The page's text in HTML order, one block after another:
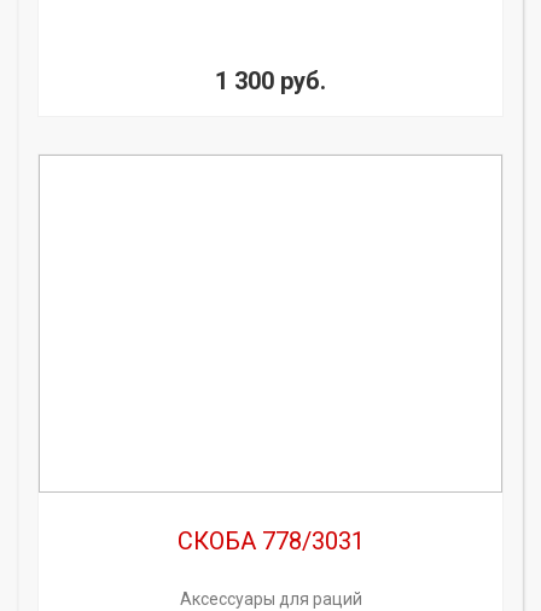
1 300 руб.
СКОБА 778/3031
Аксессуары для раций